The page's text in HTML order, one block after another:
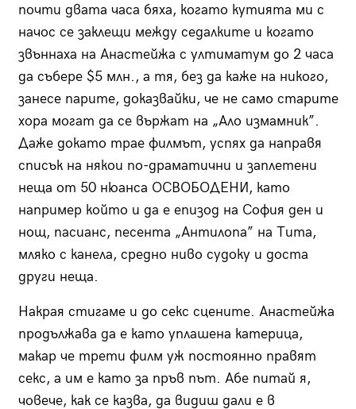
почти двата часа бяха, когато кутията ми с
начос се заклещи между седалките и когато
звъннаха на Анастейжа с ултиматум до 2 часа
да събере $5 млн., а тя, без да каже на никого,
занесе парите, доказвайки, че не само старите
хора могат да се вържат на „Ало измамник”.
Даже докато трае филмът, успях да направя
списък на някои по-драматични и заплетени
неща от 50 нюанса ОСВОБОДЕНИ, като
например който и да е епизод на София ден и
нощ, пасианс, песента „Антилопа” на Тита,
мляко с канела, средно ниво судоку и доста
други неща.
Накрая стигаме и до секс сцените. Анастейжа
продължава да е като уплашена катерица,
макар че трети филм уж постоянно правят
секс, а им е като за пръв път. Абе питай я,
човече, как се казва, да видиш дали е в